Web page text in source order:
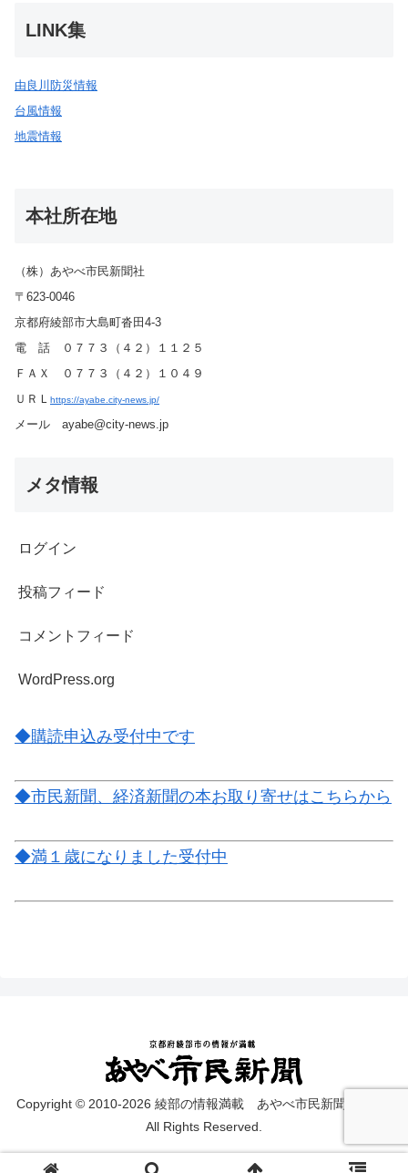
LINK集
由良川防災情報
台風情報
地震情報
本社所在地
（株）あやべ市民新聞社
〒623-0046
京都府綾部市大島町沓田4-3
電 話 ０７７３（４２）１１２５
ＦＡＸ ０７７３（４２）１０４９
ＵＲＬ https://ayabe.city-news.jp/
メール ayabe@city-news.jp
メタ情報
ログイン
投稿フィード
コメントフィード
WordPress.org
◆購読申込み受付中です
◆市民新聞、経済新聞の本お取り寄せはこちらから
◆満１歳になりました受付中
Copyright © 2010-2026 綾部の情報満載 あやべ市民新聞 on web
All Rights Reserved.